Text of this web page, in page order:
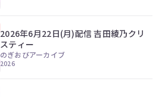
2026年6月22日(月)配信 吉田綾乃クリ
スティー
のぎおびアーカイブ
2026